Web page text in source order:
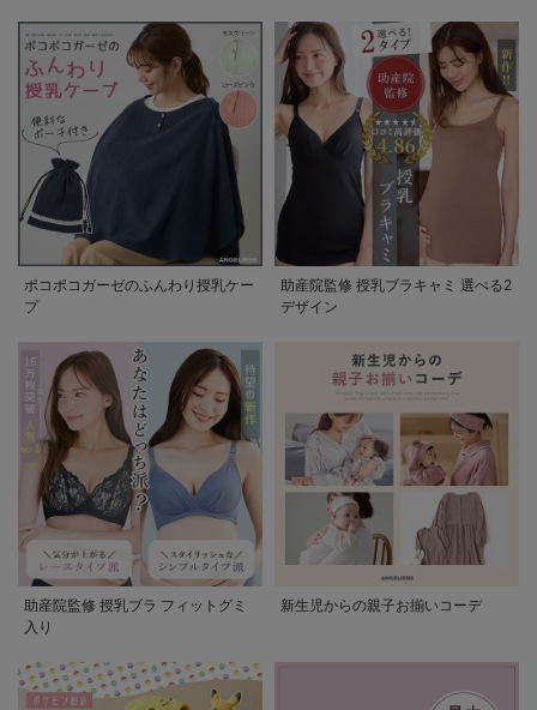
ポコポコガーゼのふんわり授乳ケー
プ
助産院監修 授乳ブラキャミ 選べる2
デザイン
助産院監修 授乳ブラ フィットグミ
入り
新生児からの親子お揃いコーデ